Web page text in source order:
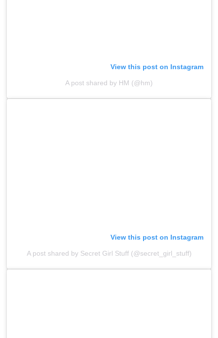
View this post on Instagram
A post shared by HM (@hm)
View this post on Instagram
A post shared by Secret Girl Stuff (@secret_girl_stuff)